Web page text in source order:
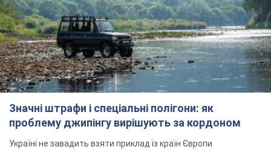
Значні штрафи і спеціальні полігони: як
проблему джипінгу вирішують за кордоном
Україні не завадить взяти приклад із країн Європи